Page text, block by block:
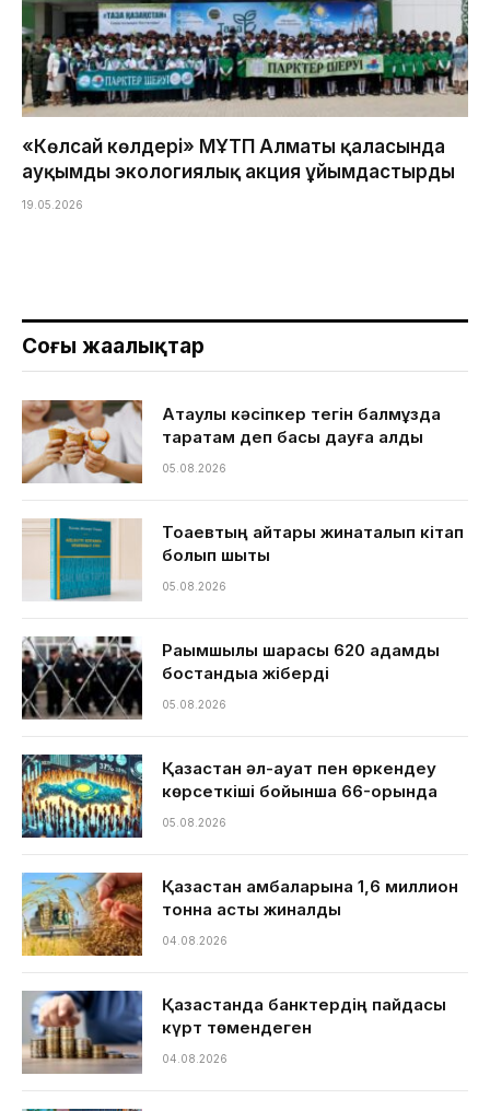
«Көлсай көлдері» МҰТП Алматы қаласында
ауқымды экологиялық акция ұйымдастырды
19.05.2026
Соңғы жаңалықтар
Ақтаулық кәсіпкер тегін балмұздақ
таратам деп басы дауға қалды
05.08.2026
Тоқаевтың айтқары жинақталып кітап
болып шықты
05.08.2026
Рақымшылық шарасы 620 адамды
бостандыққа жіберді
05.08.2026
Қазақстан әл-ауқат пен өркендеу
көрсеткіші бойынша 66-орында
05.08.2026
Қазақстан қамбаларына 1,6 миллион
тонна астық жиналды
04.08.2026
Қазақстанда банктердің пайдасы
күрт төмендеген
04.08.2026